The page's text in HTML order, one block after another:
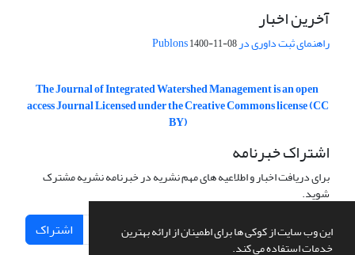
این وب سایت از کوکی ها برای اطمینان از ارائه بهترین
خدمات استفاده می کند.
آخرین اخبار
راهنمای ثبت داوری در Publons1400-11-08
The Journal of Integrated Watershed Management is an open
access Journal Licensed under the Creative Commons license (CC
BY)
اشتراک خبرنامه
برای دریافت اخبار و اطلاعیه های مهم نشریه در خبرنامه نشریه مشترک
شوید.
اشتراک